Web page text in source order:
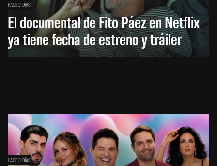
HACE 2 DÍAS
El documental de Fito Páez en Netflix
ya tiene fecha de estreno y tráiler
HACE 3 DÍAS